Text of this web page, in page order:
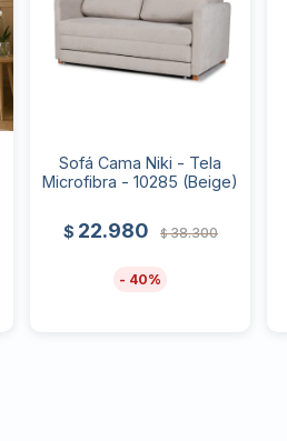
Sofá Cama Niki - Tela
Microfibra - 10285 (Beige)
$ 22.980 $ 38.300
40